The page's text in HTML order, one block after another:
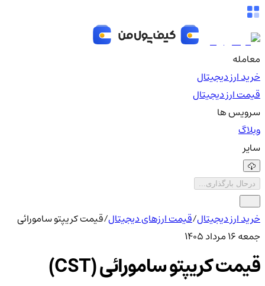
معامله
خرید ارز دیجیتال
قیمت ارز دیجیتال
سرویس ها
وبلاگ
سایر
درحال بارگذاری...
خرید ارز دیجیتال/قیمت ارزهای دیجیتال/قیمت کریپتو سامورائی
جمعه ۱۶ مرداد ۱۴۰۵
قیمت کریپتو سامورائی (CST)